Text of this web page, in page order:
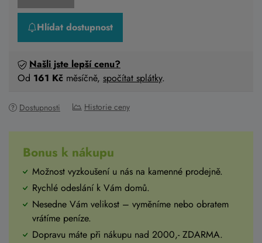
Hlídat dostupnost
Našli jste lepší cenu?
Od 161 Kč měsíčně, spočítat splátky.
Dostupnosti Historie ceny
Bonus k nákupu
Možnost vyzkoušení u nás na kamenné prodejně.
Rychlé odeslání k Vám domů.
Nesedne Vám velikost – vyměníme nebo obratem
vrátíme peníze.
Dopravu máte při nákupu nad 2000,- ZDARMA.